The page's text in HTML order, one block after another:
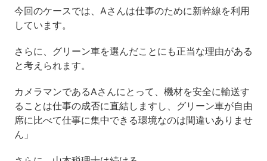
今回のケースでは、Aさんは仕事のために新幹線を利用
しています。
さらに、グリーン車を選んだことにも正当な理由がある
と考えられます。
カメラマンであるAさんにとって、機材を安全に輸送す
ることは仕事の成否に直結しますし、グリーン車が自由
席に比べて仕事に集中できる環境なのは間違いありませ
ん」